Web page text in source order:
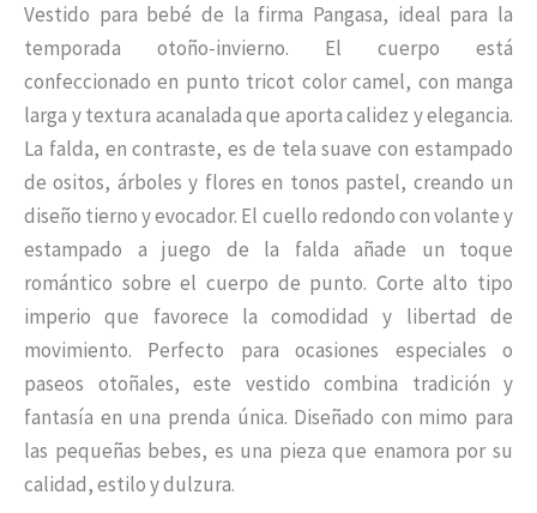
Vestido para bebé de la firma Pangasa, ideal para la
temporada otoño-invierno. El cuerpo está
confeccionado en punto tricot color camel, con manga
larga y textura acanalada que aporta calidez y elegancia.
La falda, en contraste, es de tela suave con estampado
de ositos, árboles y flores en tonos pastel, creando un
diseño tierno y evocador. El cuello redondo con volante y
estampado a juego de la falda añade un toque
romántico sobre el cuerpo de punto. Corte alto tipo
imperio que favorece la comodidad y libertad de
movimiento. Perfecto para ocasiones especiales o
paseos otoñales, este vestido combina tradición y
fantasía en una prenda única. Diseñado con mimo para
las pequeñas bebes, es una pieza que enamora por su
calidad, estilo y dulzura.